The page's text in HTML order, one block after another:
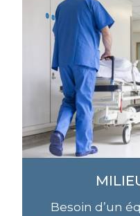
Besoin d’un